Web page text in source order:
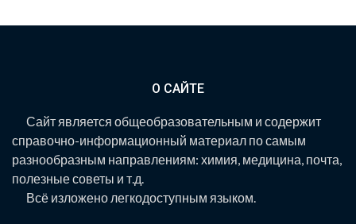
О САЙТЕ
Сайт является общеобразовательным и содержит
справочно-информационный материал по самым
разнообразным направлениям: химия, медицина, почта,
полезные советы и т.д.
Всё изложено легкодоступным языком.